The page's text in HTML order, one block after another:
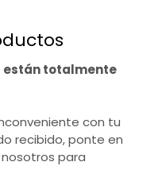
están totalmente
con tu
recibido, ponte en
para